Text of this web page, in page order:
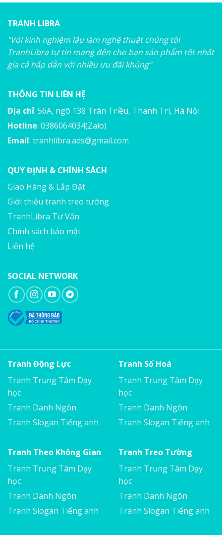
TRANH LIBRA
"Với kinh nghiệm lâu làm nghệ thuật chúng tôi
TranhLibra tự tin mang đến cho bạn sản phẩm tốt nhất
gía cả hấp dẫn với nhiều ưu đãi khủng"
THÔNG TIN LIÊN HỆ
Địa chỉ: 56A, ngõ 138 Trân Triều, Thanh Trì, Hà Nội
Hotline: 0386064034(Zalo)
Email: tranhlibra.ads@gmail.com
QUY ĐỊNH & CHÍNH SÁCH
Giao Hàng & Lắp Đặt
Giới thiệu tranh treo tường
TranhLibra Tư Vấn
Chính sách bảo mật
Liên hệ
SOCIAL NETWORK
Tranh Động Lực
Tranh Trung Tâm Dạy
học
Tranh Danh Ngôn
Tranh Slogan Tiếng anh
Tranh Số Hoá
Tranh Trung Tâm Dạy
học
Tranh Danh Ngôn
Tranh Slogan Tiếng anh
Tranh Theo Không Gian
Tranh Trung Tâm Dạy
học
Tranh Danh Ngôn
Tranh Slogan Tiếng anh
Tranh Treo Tường
Tranh Trung Tâm Dạy
học
Tranh Danh Ngôn
Tranh Slogan Tiếng anh